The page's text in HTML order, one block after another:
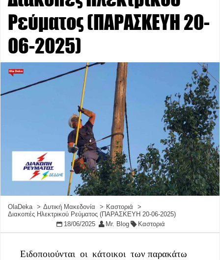
Ρεύματος (ΠΑΡΑΣΚΕΥΗ 20-
06-2025)
OlaDeka Δυτική Μακεδονία
Καστοριά
Διακοπές Ηλεκτρικού Ρεύματος (ΠΑΡΑΣΚΕΥΗ 20-06-2025)
18/06/2025
Mr. Blog Καστοριά
Ειδοποιούνται οι κάτοικοι των παρακάτω